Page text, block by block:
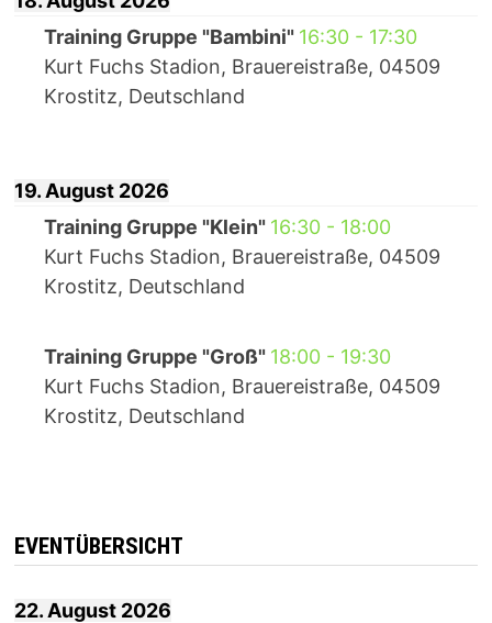
Training Gruppe "Bambini" 16:30- 17:30
Kurt Fuchs Stadion, Brauereistraße, 04509
Krostitz, Deutschland
19. August 2026
Training Gruppe "Klein" 16:30- 18:00
Kurt Fuchs Stadion, Brauereistraße, 04509
Krostitz, Deutschland
Training Gruppe "Groß" 18:00- 19:30
Kurt Fuchs Stadion, Brauereistraße, 04509
Krostitz, Deutschland
EVENTÜBERSICHT
22. August 2026